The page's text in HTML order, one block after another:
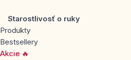
Starostlivosť o ruky
Produkty
Bestsellery
Akcie 🔥